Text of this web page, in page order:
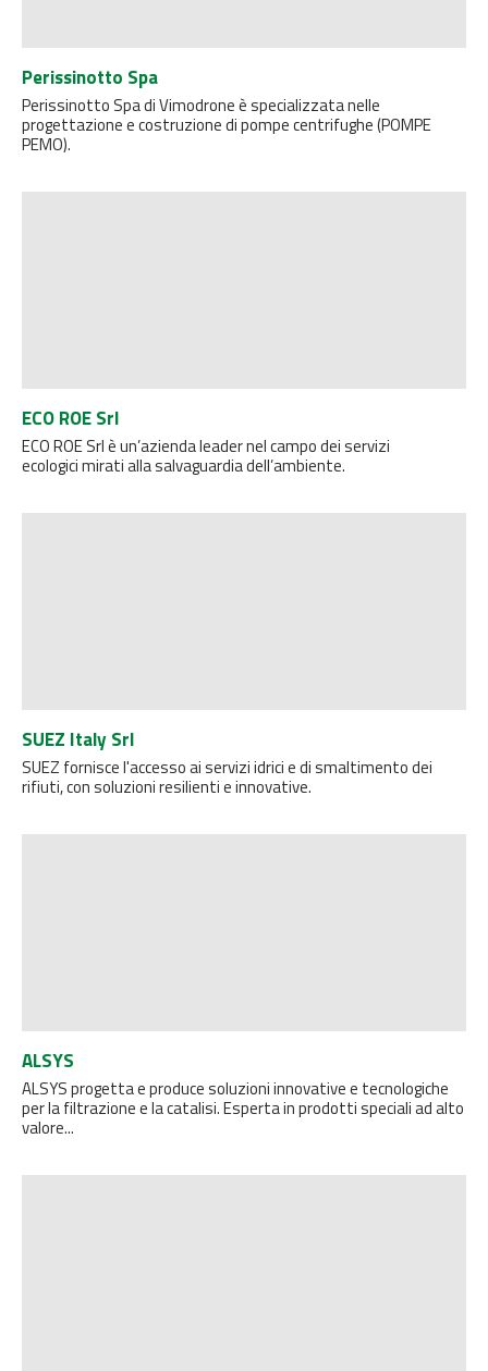
Perissinotto Spa
Perissinotto Spa di Vimodrone è specializzata nelle
progettazione e costruzione di pompe centrifughe (POMPE
PEMO).
ECO ROE Srl
ECO ROE Srl è un’azienda leader nel campo dei servizi
ecologici mirati alla salvaguardia dell’ambiente.
SUEZ Italy Srl
SUEZ fornisce l'accesso ai servizi idrici e di smaltimento dei
rifiuti, con soluzioni resilienti e innovative.
ALSYS
ALSYS progetta e produce soluzioni innovative e tecnologiche
per la filtrazione e la catalisi. Esperta in prodotti speciali ad alto
valore...